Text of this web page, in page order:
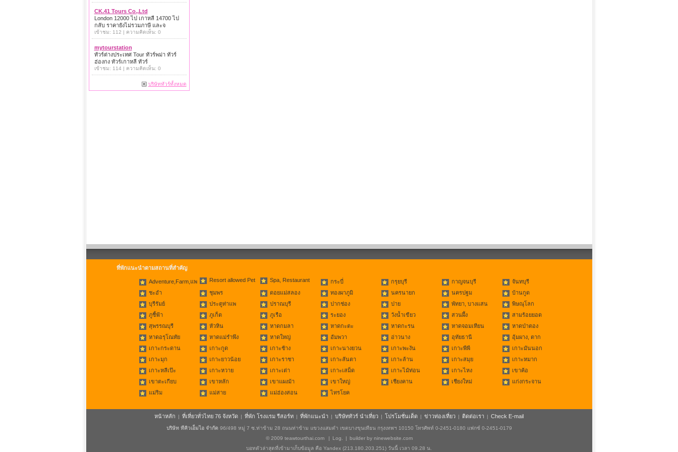
CK.41 Tours Co.,Ltd
London 12000 ไป เกาหลี 14700 ไป
กลับ ราคายังไม่รวมภาษี และจ
เข้าชม: 112 | ความคิดเห็น: 0
mytourstation
ทัวร์ต่างประเทศ Tour ทัวร์พม่า ทัวร์
ฮ่องกง ทัวร์เกาหลี ทัวร์
เข้าชม: 114 | ความคิดเห็น: 0
บริษัททัวร์ทั้งหมด
ที่พักแนะนำตามสถานที่สำคัญ
Adventure,Farm,แพ Resort allowed Pet Spa, Restaurant กระบี่ กรุยบุรี กาญจนบุรี
จันทบุรี
ชะอำ
ชุมพร ดอยแม่สลอง ทองผาภูมิ นครนายก นครปฐม
บ้านกูด
บุรีรัมย์
ประตูท่าแพ ปราณบุรี ปากช่อง ปาย พัทยา, บางแสน
พิษณุโลก
ภูชี้ฟ้า
ภูเก็ต ภูเรือ ระยอง วังน้ำเขียว สวนผึ้ง
สามร้อยยอด
สุพรรณบุรี
หัวหิน หาดกมลา หาดกะตะ หาดกะรน หาดจอมเทียน
หาดป่าตอง
หาดอรุโณทัย
หาดแม่รำพึง หาดใหญ่ อัมพวา อ่าวนาง อุทัยธานี
อุ้มผาง, ตาก
เกาะกระดาน
เกาะกูด เกาะช้าง เกาะนางยวน เกาะพะงัน เกาะพีพี
เกาะมันนอก
เกาะมุก
เกาะยาวน้อย เกาะราชา เกาะลันตา เกาะล้าน เกาะสมุย
เกาะหมาก
เกาะหลีเป๊ะ
เกาะหวาย เกาะเต่า เกาะเสม็ด เกาะไม้ท่อน เกาะไหง
เขาค้อ
เขาตะเกียบ
เขาหลัก เขาแผงม้า เขาใหญ่ เชียงคาน เชียงใหม่
แก่งกระจาน
แม่ริม
แม่สาย แม่ฮ่องสอน ไทรโยค
หน้าหลัก | ที่เที่ยวทั่วไทย 76 จังหวัด | ที่พัก โรงแรม รีสอร์ท | ที่พักแนะนำ | บริษัททัวร์ นำเที่ยว | โปรโมชั่นเด็ด | ข่าวท่องเที่ยว | ติดต่อเรา | Check E-mail
บริษัท ทีคิวเอ็มไอ จำกัด 96/498 หมู่ 7 ซ.ท่าข้าม 28 ถนนท่าข้าม แขวงแสมดำ เขตบางขุนเทียน กรุงเทพฯ 10150 โทรศัพท์ 0-2451-0180 แฟกซ์ 0-2451-0179
© 2009 teawtourthai.com | Log. | builder by ninewebsite.com
บอทตัวล่าสุดที่เข้ามาเก็บข้อมูล คือ Yandex (213.180.203.251) วันนี้ เวลา 09.28 น.